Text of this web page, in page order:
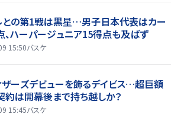
との第1戦は黒星…男子日本代表はカー
、ハーパージュニア15得点も及ばず
15:50バスケ
ザーズデビューを飾るデイビス…超巨額
約は開幕後まで持ち越しか？
15:45バスケ